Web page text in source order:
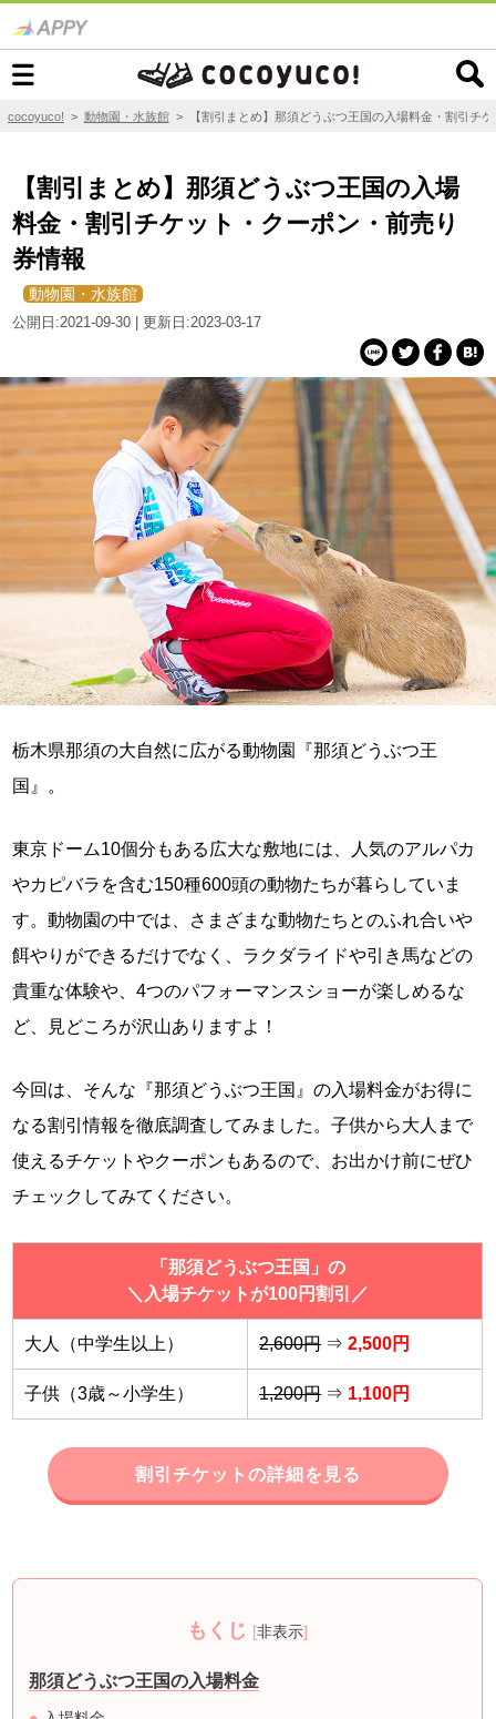
cocoyuco! > 動物園・水族館> 【割引まとめ】那須どうぶつ王国の入場料金・割引チ
【割引まとめ】那須どうぶつ王国の入場
料金・割引チケット・クーポン・前売り
券情報
動物園・水族館
公開日:2021-09-30 | 更新日:2023-03-17
栃木県那須の大自然に広がる動物園『那須どうぶつ王
国』。
東京ドーム10個分もある広大な敷地には、人気のアルパカ
やカピバラを含む150種600頭の動物たちが暮らしていま
す。動物園の中では、さまざまな動物たちとのふれ合いや
餌やりができるだけでなく、ラクダライドや引き馬などの
貴重な体験や、4つのパフォーマンスショーが楽しめるな
ど、見どころが沢山ありますよ！
今回は、そんな『那須どうぶつ王国』の入場料金がお得に
なる割引情報を徹底調査してみました。子供から大人まで
使えるチケットやクーポンもあるので、お出かけ前にぜひ
チェックしてみてください。
「那須どうぶつ王国」の
＼入場チケットが100円割引／
大人（中学生以上） 2,600円⇒2,500円
子供（3歳～小学生） 1,200円⇒ 1,100円
割引チケットの詳細を見る
もくじ [非表示]
那須どうぶつ王国の入場料金